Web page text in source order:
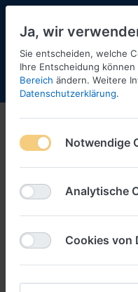
Menü Anmelden
Ja, wir
Sie entscheiden, welche
Ihre Entscheidung
Bereich ändern. Weitere
Datenschutzerklärung.
Notwendige
Analytische
Cookies von